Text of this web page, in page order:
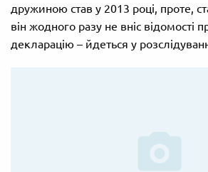
дружиною став у 2013 році, проте,
він жодного разу не вніс відомості
декларацію – йдеться у